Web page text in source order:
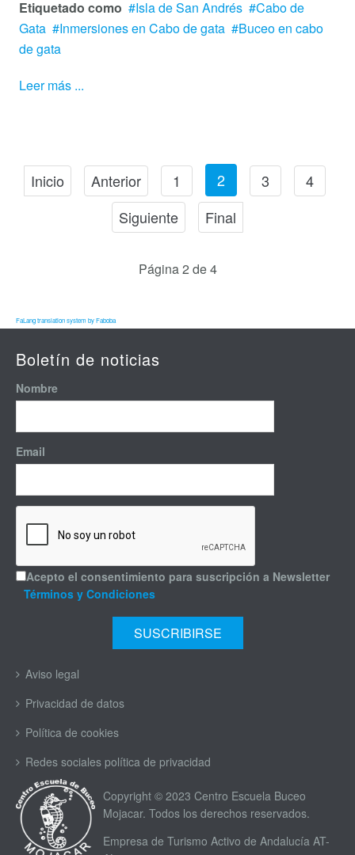
Etiquetado como Isla de San Andrés
Cabo de
Gata
Inmersiones en Cabo de gata
Buceo en cabo
de gata
Leer más ...
Inicio Anterior 1 2 3
4
Siguiente
Final
Página 2 de 4
FaLang translation system by Faboba
Boletín de noticias
Nombre
Email
Acepto el consentimiento para suscripción a Newsletter
Términos y Condiciones
Aviso legal
Privacidad de datos
Política de cookies
Redes sociales política de privacidad
Copyright © 2023 Centro Escuela Buceo
Mojacar. Todos los derechos reservados.
Empresa de Turismo Activo de Andalucía AT-